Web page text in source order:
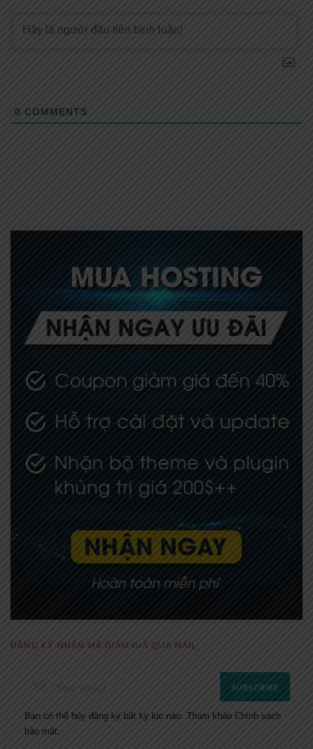
0 COMMENTS
ĐĂNG KÝ NHẬN MÃ GIẢM GIÁ QUA MAIL
SUBSCRIBE
Bạn có thể hủy đăng ký bất kỳ lúc nào. Tham khảo Chính sách
bảo mật.